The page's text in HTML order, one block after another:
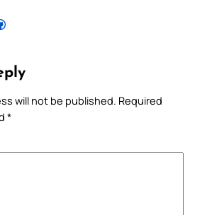
will not be published. Required
*